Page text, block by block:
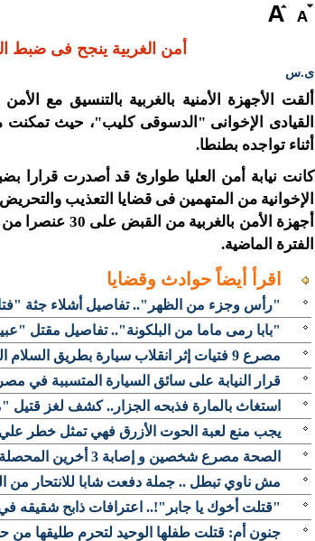
أمن الغربية ينجح فى ضبط
ى.س
ألقت الأجهزة الأمنية بالغربية بالتنسيق مع
القيادى الإخوانى "الدسوقى كليب"، حيث تمكنت
أثناء تواجده بطنطا.
كانت نيابة أمن العليا طوارئ قد أصدرت قرارا
الإخوانية من المتهمين فى قضايا التعذيب
أجهزة الأمن
الفترة الماضية.
اقرأ أيضاً حوادث وقضايا
"رأس وجزء من الظهر".. تفاصيل أشلاء جثة
"بابا رمى ماما من البلكونة".. تفاصيل مقتل
مصرع 9 فتيات إثر انقلاب سيارة بطريق السلام الخانكة
قرار النيابة على سائق السيارة المتسببة في مصرع 21 على صحراوي
استغاث بالمارة فذبحه الجزار.. كشف لغز قتيل
يجب منع لعبة الحوت الأزرق فهي تمثل خطر علي
الصحة مصرع شخصين و إصابة 3 أخرين المحصلة النهائية لعقار سيدى جابر
مش ناوي تبطل .. جملة دفعت شابا للانتحار من
"قتلت أخوك يا جابر"!.. اعترافات ذابح شقيقه
جنون أم: قتلت طفلها الوحيد لتحرم طليقها من